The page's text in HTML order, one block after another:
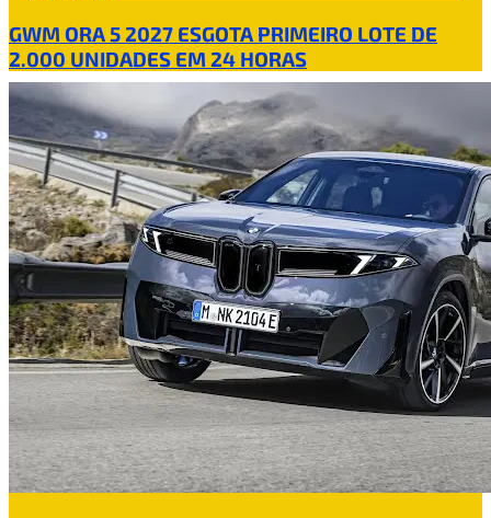
GWM ORA 5 2027 ESGOTA PRIMEIRO LOTE DE
2.000 UNIDADES EM 24 HORAS